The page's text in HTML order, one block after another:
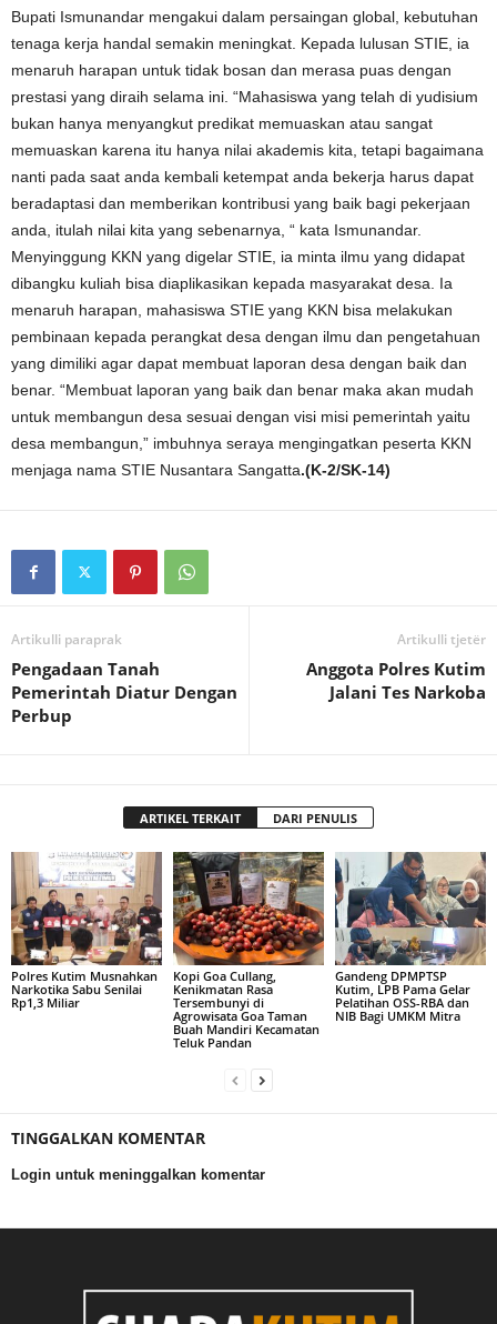
Bupati Ismunandar mengakui dalam persaingan global, kebutuhan
tenaga kerja handal semakin meningkat. Kepada lulusan STIE, ia
menaruh harapan untuk tidak bosan dan merasa puas dengan
prestasi yang diraih selama ini. “Mahasiswa yang telah di yudisium
bukan hanya menyangkut predikat memuaskan atau sangat
memuaskan karena itu hanya nilai akademis kita, tetapi bagaimana
nanti pada saat anda kembali ketempat anda bekerja harus dapat
beradaptasi dan memberikan kontribusi yang baik bagi pekerjaan
anda, itulah nilai kita yang sebenarnya, “ kata Ismunandar.
Menyinggung KKN yang digelar STIE, ia minta ilmu yang didapat
dibangku kuliah bisa diaplikasikan kepada masyarakat desa. Ia
menaruh harapan, mahasiswa STIE yang KKN bisa melakukan
pembinaan kepada perangkat desa dengan ilmu dan pengetahuan
yang dimiliki agar dapat membuat laporan desa dengan baik dan
benar. “Membuat laporan yang baik dan benar maka akan mudah
untuk membangun desa sesuai dengan visi misi pemerintah yaitu
desa membangun,” imbuhnya seraya mengingatkan peserta KKN
menjaga nama STIE Nusantara Sangatta.(K-2/SK-14)
Artikulli paraprak
Pengadaan Tanah
Pemerintah Diatur Dengan
Perbup
Artikulli tjetër
Anggota Polres Kutim
Jalani Tes Narkoba
ARTIKEL TERKAIT DARI PENULIS
Polres Kutim Musnahkan
Narkotika Sabu Senilai
Rp1,3 Miliar
Kopi Goa Cullang,
Kenikmatan Rasa
Tersembunyi di
Agrowisata Goa Taman
Buah Mandiri Kecamatan
Teluk Pandan
Gandeng DPMPTSP
Kutim, LPB Pama Gelar
Pelatihan OSS-RBA dan
NIB Bagi UMKM Mitra
TINGGALKAN KOMENTAR
Login untuk meninggalkan komentar